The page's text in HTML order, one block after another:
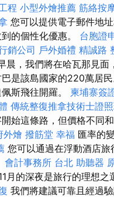
程 小型外燴推薦 筋絡按
您可以提供電子郵件地
的個性化優惠。 台胞證
銷公司 戶外婚禮 精誠路
晨，我們將在哈瓦那見面
是該島國家的220萬居民
斯飛往開羅。 柬埔寨簽
傳統整復推拿技術士證
始這條路，但價格不同和
外燴 撥筋堂 幸福 匯率的
您可以通過在浮動酒店旅
會計事務所 台北 助聽器
月的深夜是旅行的理想之
我們將建議可靠且經過